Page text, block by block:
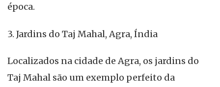
época.
3. Jardins do Taj Mahal, Agra, Índia
Localizados na cidade de Agra, os jardins do
Taj Mahal são um exemplo perfeito da